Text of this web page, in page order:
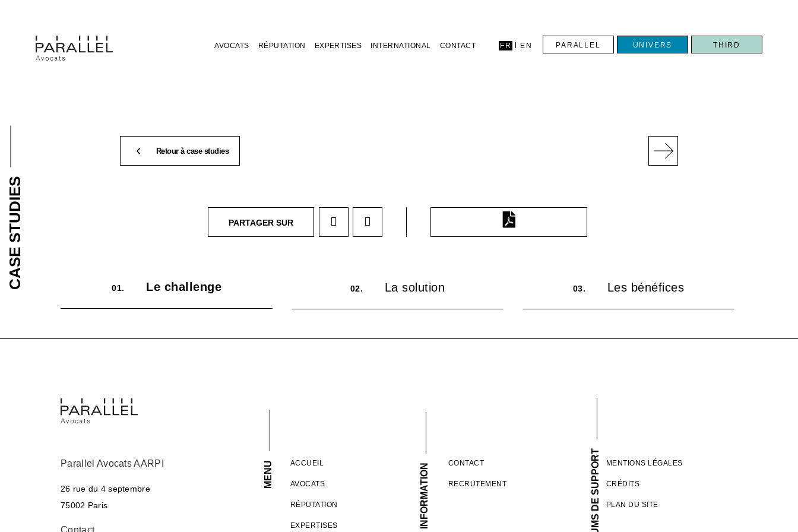
AVOCATS RÉPUTATION EXPERTISES INTERNATIONAL CONTACT FR EN PARALLEL UNIVERS THIRD
CASE STUDIES
Retour à case studies
PARTAGER SUR
01. Le challenge 02. La solution 03. Les bénéfices
Parallel Avocats AARPI
26 rue du 4 septembre
75002 Paris
Contact
MENU ACCUEIL
AVOCATS
RÉPUTATION
EXPERTISES INFORMATION CONTACT
RECRUTEMENT FORUMS DE SUPPORT MENTIONS LÉGALES
CRÉDITS
PLAN DU SITE